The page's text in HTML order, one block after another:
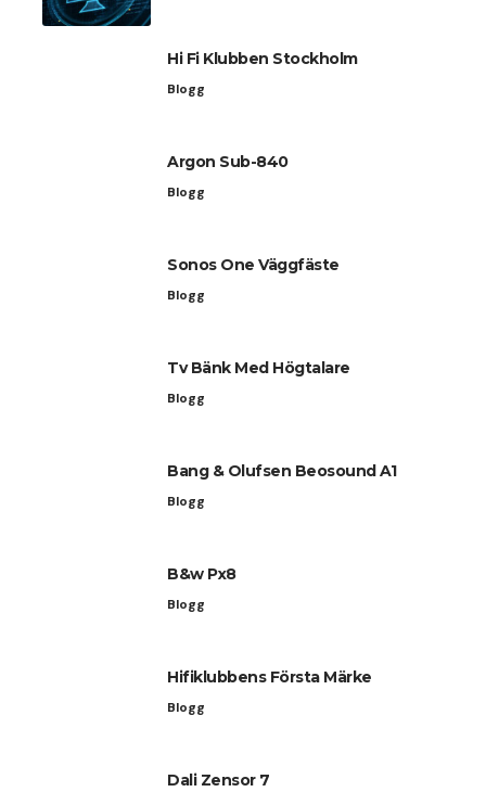
Hi Fi Klubben Stockholm
Blogg
Argon Sub-840
Blogg
Sonos One Väggfäste
Blogg
Tv Bänk Med Högtalare
Blogg
Bang & Olufsen Beosound A1
Blogg
B&w Px8
Blogg
Hifiklubbens Första Märke
Blogg
Dali Zensor 7